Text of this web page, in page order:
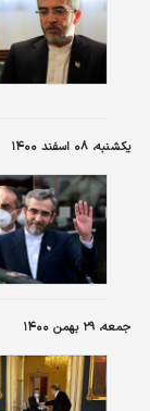
یکشنبه، ۰۸ اسفند ۱۴۰۰
جمعه، ۲۹ بهمن ۱۴۰۰